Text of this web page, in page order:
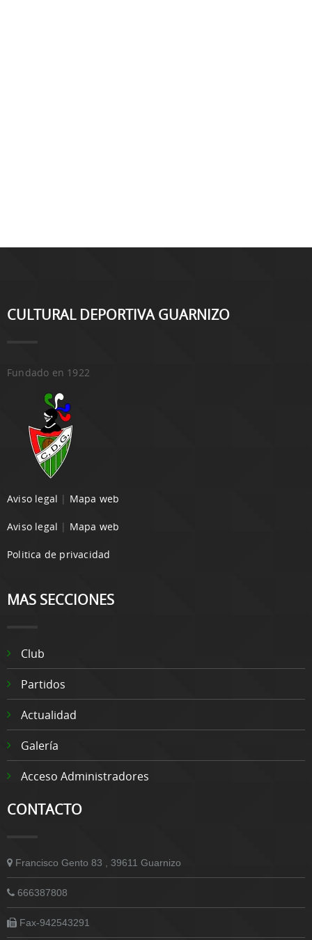
CULTURAL DEPORTIVA GUARNIZO
Fundado en 1922
Aviso legal | Mapa web
Aviso legal | Mapa web
Politica de privacidad
MAS SECCIONES
Club
Partidos
Actualidad
Galería
Acceso Administradores
CONTACTO
Francisco Gento 83 , 39611 Guarnizo
666387808
Fax-942543291